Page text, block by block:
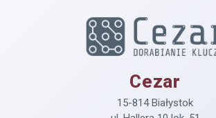
Cezar
15-814 Białystok